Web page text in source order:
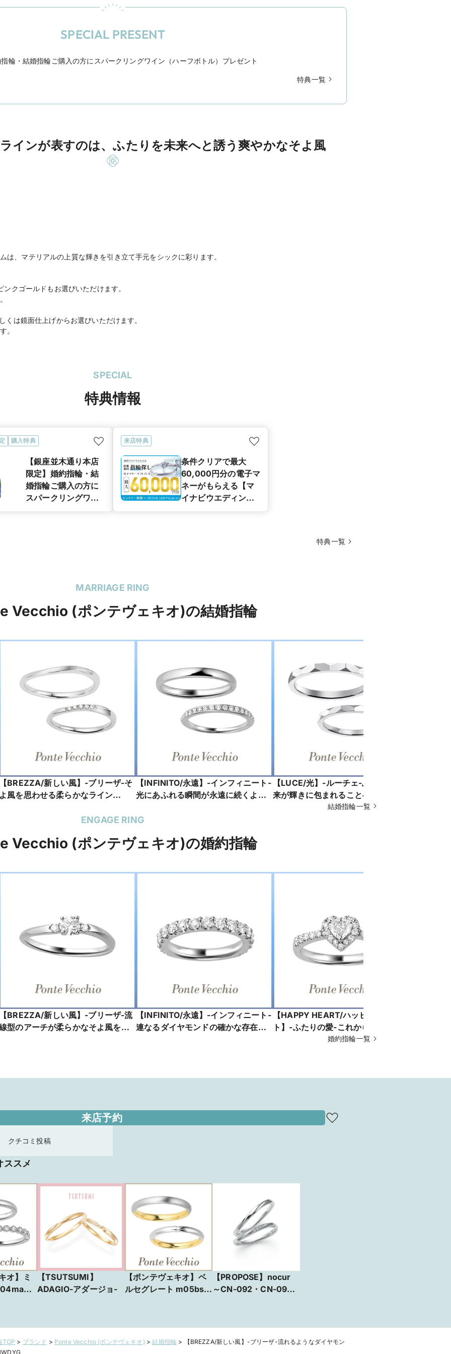
SPECIAL PRESENT
輪・結婚指輪ご購入の方にスパークリングワイン（ハーフボトル）プレゼント
特典一覧
インが表すのは、ふたりを未来へと誘う爽やかなそよ風
は、マテリアルの上質な輝きを引き立て手元をシックに彩ります。
クゴールドもお選びいただけます。
は鏡面仕上げからお選びいただけます。
。
SPECIAL
特典情報
購入特典
【銀座並木通り本店
限定】婚約指輪・結
婚指輪ご購入の方に
スパークリングワイ
来店特典
条件クリアで最大
60,000円分の電子マ
ネーがもらえる【マ
イナビウエディング
特典一覧
MARRIAGE RING
Vecchio (ポンテヴェキオ)の結婚指輪
BREZZA/新しい風】-ブリーザ-そ
風を思わせる柔らかなライン
【INFINITO/永遠】-インフィニート-
光にあふれる瞬間が永遠に続くよ
_PG1117W101WDMM
【LUCE/光】-ルーチェ-ふたりの未
来が輝きに包まれることへの証とし
て_BY1803W001XXM5
結婚指輪一覧
ENGAGE RING
Vecchio (ポンテヴェキオ)の婚約指輪
BREZZA/新しい風】-ブリーザ-流
型のアーチが柔らかなそよ風をイ
【INFINITO/永遠】-インフィニート-
連なるダイヤモンドの確かな存在感
【HAPPY HEART/ハッピーハー
ト】-ふたりの愛-これからもずっ
と、ふたりの愛が続くことへの約束
婚約指輪一覧
来店予約
クチコミ投稿
ススメ
オ】ミ
／
【TSUTSUMI】
ADAGIO-アダージョ-
【ポンテヴェキオ】ベ
ルセグレート m05bs／
【PROPOSE】nocur
～CN-092・CN-093
TOP > ブランド > Ponte Vecchio (ポンテヴェキオ) >結婚指輪 >
【BREZZA/新しい風】-ブリーザ-流れるようなダイヤモン